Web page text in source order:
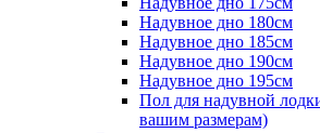
Надувное дно 180см
Надувное дно 185см
Надувное дно 190см
Надувное дно 195см
Пол для надувной
вашим размерам)